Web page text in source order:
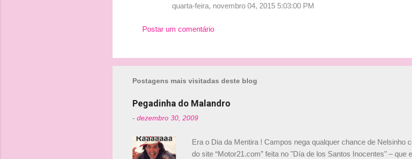
quarta-feira, novembro 04, 2015 5:03:00 PM
Postar um comentário
Postagens mais visitadas deste blog
Pegadinha do Malandro
- dezembro 30, 2009
Era o Dia da Mentira ! Campos nega qualquer chance de Nelsinho
do site “Motor21.com” feita no "Día de los Santos Inocentes" – que